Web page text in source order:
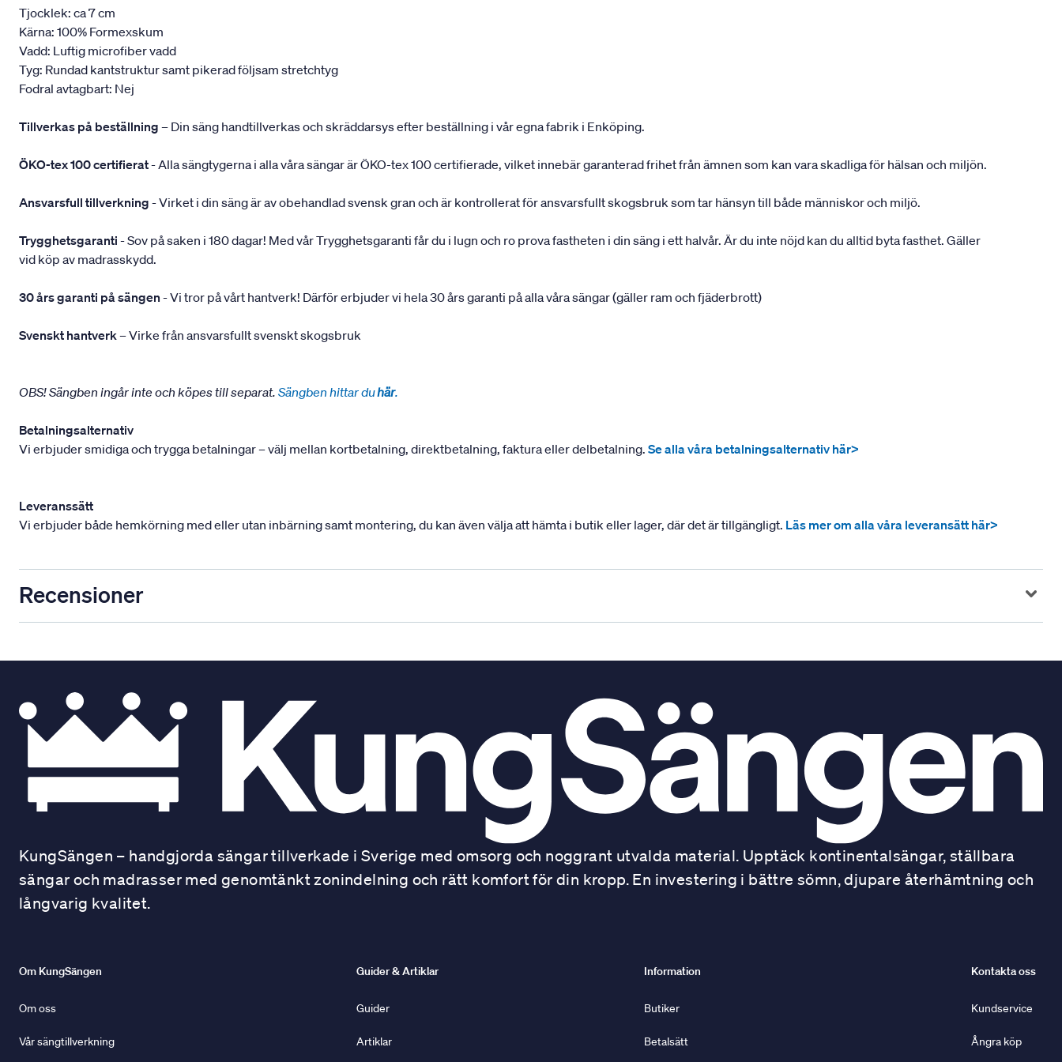
Tjocklek: ca 7 cm
Kärna: 100% Formexskum
Vadd: Luftig microfiber vadd
Tyg: Rundad kantstruktur samt pikerad följsam stretchtyg
Fodral avtagbart: Nej
Tillverkas på beställning – Din säng handtillverkas och skräddarsys efter beställning i vår egna fabrik i Enköping.
ÖKO-tex 100 certifierat- Alla sängtygerna i alla våra sängar är ÖKO-tex 100 certifierade, vilket innebär garanterad frihet från ämnen som kan vara skadliga för hälsan och miljön.
Ansvarsfull tillverkning - Virket i din säng är av obehandlad svensk gran och är kontrollerat för ansvarsfullt skogsbruk som tar hänsyn till både människor och miljö.
Trygghetsgaranti - Sov på saken i 180 dagar! Med vår Trygghetsgaranti får du i lugn och ro prova fastheten i din säng i ett halvår. Är du inte nöjd kan du alltid byta fasthet. Gäller
vid köp av madrasskydd.
30 års garanti på sängen - Vi tror på vårt hantverk! Därför erbjuder vi hela 30 års garanti på alla våra sängar (gäller ram och fjäderbrott)
Svenskt hantverk– Virke från ansvarsfullt svenskt skogsbruk
OBS! Sängben ingår inte och köpes till separat. Sängben hittar duhär.
Betalningsalternativ
Vi erbjuder smidiga och trygga betalningar – välj mellan kortbetalning, direktbetalning, faktura eller delbetalning. Se alla våra betalningsalternativ här>
Leveranssätt
Vi erbjuder både hemkörning med eller utan inbärning samt montering, du kan även välja att hämta i butik eller lager, där det är tillgängligt. Läs mer om alla våra leveransätt här>
Recensioner
KungSängen – handgjorda sängar tillverkade i Sverige med omsorg och noggrant utvalda material. Upptäck kontinentalsängar, ställbara
sängar och madrasser med genomtänkt zonindelning och rätt komfort för din kropp. En investering i bättre sömn, djupare återhämtning och
långvarig kvalitet.
Om KungSängen
Om oss
Vår sängtillverkning
Guider & Artiklar
Guider
Artiklar
Information
Butiker
Betalsätt
Kontakta oss
Kundservice
Ångra köp